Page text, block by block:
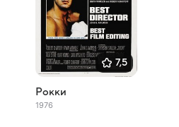
7,5
Рокки
1976